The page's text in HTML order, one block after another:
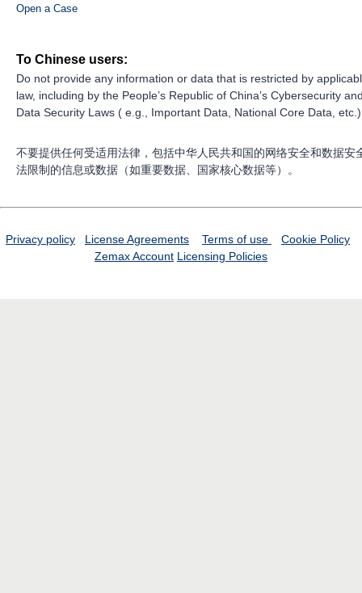
Open a Case
To Chinese users:
Do not provide any information or data that is restricted by
law, including by the People’s Republic of China’s Cybersecurity
Data Security Laws ( e.g., Important Data, National Core Data,
不要提供任何受适用法律，包括中华人民共和国的网络安全和数据安
法限制的信息或数据（如重要数据、国家核心数据等）。
Privacy policy License Agreements Terms of use
Cookie Policy
Zemax Account Licensing Policies